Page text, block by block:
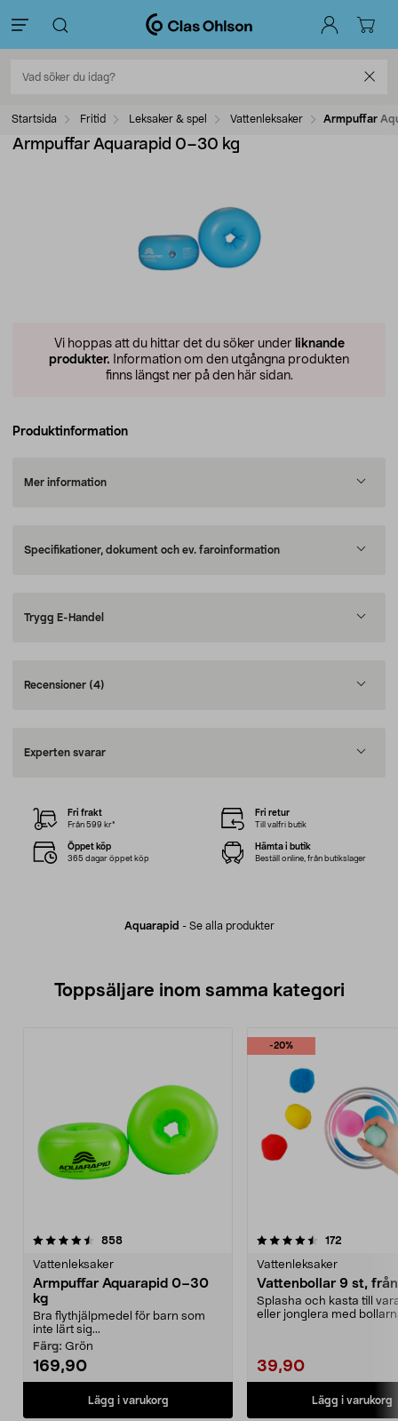
Startsida Fritid Leksaker & spel Vattenleksaker Armpuffar
Armpuffar Aquarapid 0–30 kg
Vi hoppas att du hittar det du söker under liknande
produkter. Information om den utgångna produkten
finns längst ner på den här sidan.
Produktinformation
Mer information
Specifikationer, dokument och ev. faroinformation
Trygg E-Handel
Recensioner (4)
Experten svarar
Aquarapid - Se alla produkter
Fri frakt
Från 599 kr*
Fri retur
Till valfri butik
Öppet köp
365 dagar öppet köp
Hämta i butik
Beställ online, från butikslager
Toppsäljare inom samma kategori
858recensioner
Vattenleksaker
Armpuffar Aquarapid 0–30
kg
Bra flythjälpmedel för barn som
inte lärt sig...
Färg: Grön
169,90
Lägg i varukorg
-20%
4.5 av 5 stjärnor 172
Vattenleksaker
Vattenbollar 9 st,
Splasha och kasta till
eller jonglera med
39,90
Lägg i varukorg
3.5 av 5 stjärnor